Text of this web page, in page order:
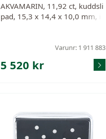
AKVAMARIN, 11,92 ct, kuddsli
pad, 15,3 x 14,4 x 10,0 mm, in
Varunr: 1 911 883
5 520 kr